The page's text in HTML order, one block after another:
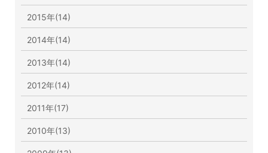
2015年(14)
2014年(14)
2013年(14)
2012年(14)
2011年(17)
2010年(13)